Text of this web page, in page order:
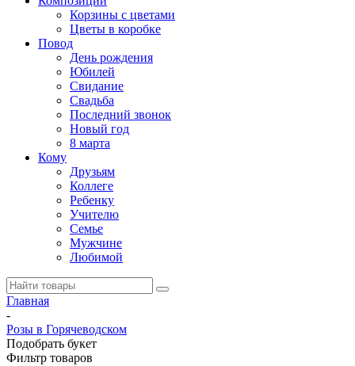
Корзины с цветами
Цветы в коробке
Повод
День рождения
Юбилей
Свидание
Свадьба
Последний звонок
Новый год
8 марта
Кому
Друзьям
Коллеге
Ребенку
Учителю
Семье
Мужчине
Любимой
Главная
-
Розы в Горячеводском
Подобрать букет
Фильтр товаров